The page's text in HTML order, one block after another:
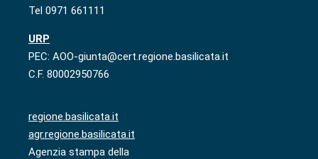
Tel 0971 661111
URP
PEC: AOO-giunta@cert.regione.basilicata.it
C.F. 80002950766
regione.basilicata.it
agr.regione.basilicata.it
Agenzia stampa della